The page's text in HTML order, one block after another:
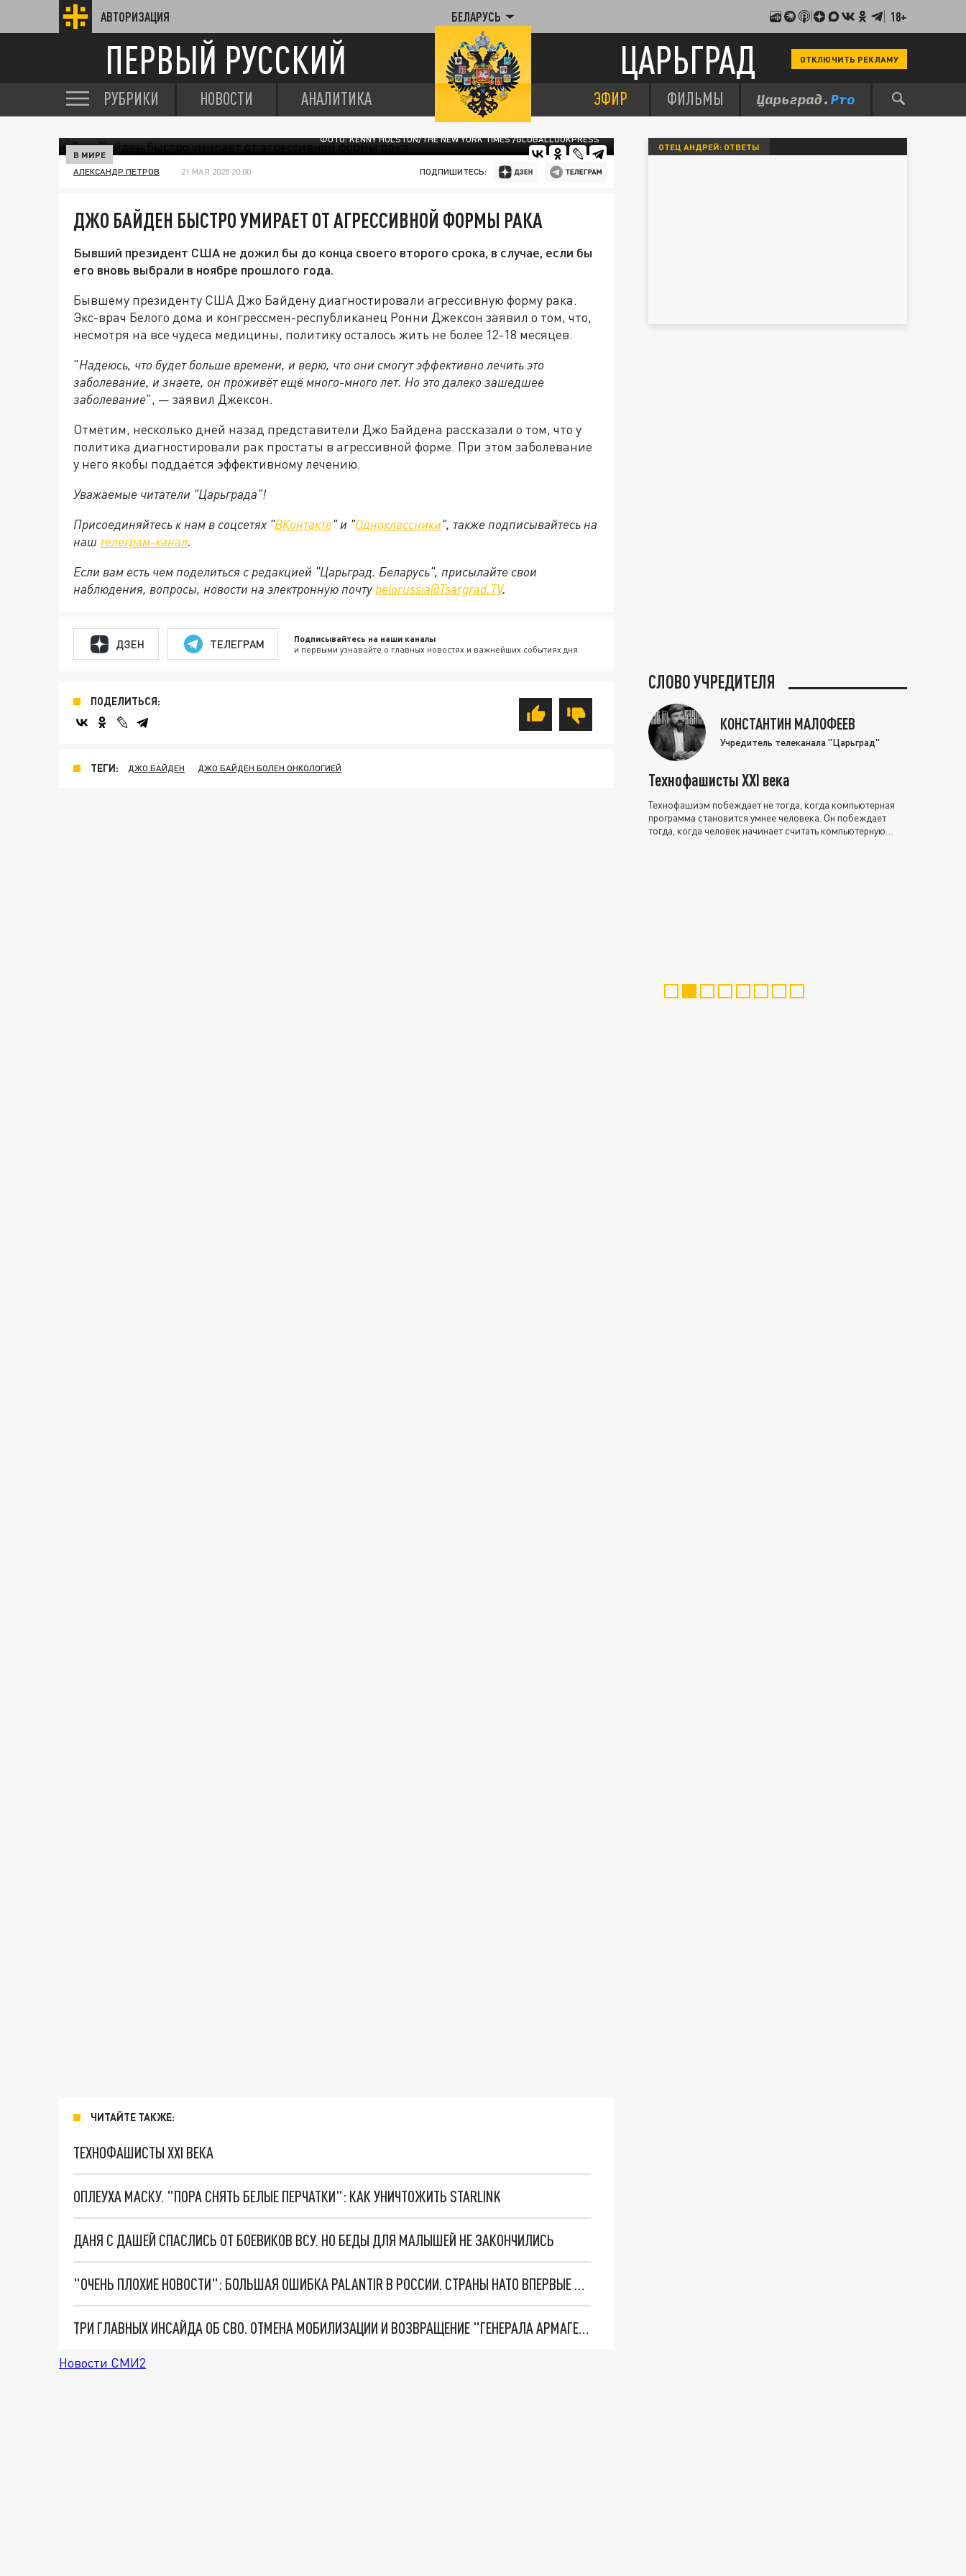
АВТОРИЗАЦИЯ БЕЛАРУСЬ 18+
ПЕРВЫЙ РУССКИЙ ЦАРЬГРАД ОТКЛЮЧИТЬ РЕКЛАМУ
РУБРИКИ НОВОСТИ АНАЛИТИКА ЭФИР ФИЛЬМЫ
ФОТО: KENNY HOLSTON/THE NEW YORK TIMES /GLOBALLOOKPRESS
В МИРЕ
АЛЕКСАНДР ПЕТРОВ 21 МАЯ 2025 20:00 ПОДПИШИТЕСЬ:
ДЖО БАЙДЕН БЫСТРО УМИРАЕТ ОТ АГРЕССИВНОЙ ФОРМЫ РАКА
Бывший президент США не дожил бы до конца своего второго срока, в случае, если бы
его вновь выбрали в ноябре прошлого года.
Бывшему президенту США Джо Байдену диагностировали агрессивную форму рака.
Экс-врач Белого дома и конгрессмен-республиканец Ронни Джексон заявил о том, что,
несмотря на все чудеса медицины, политику осталось жить не более 12-18 месяцев.
"Надеюсь, что будет больше времени, и верю, что они смогут эффективно лечить это
заболевание, и знаете, он проживёт ещё много-много лет. Но это далеко зашедшее
заболевание", — заявил Джексон.
Отметим, несколько дней назад представители Джо Байдена рассказали о том, что у
политика диагностировали рак простаты в агрессивной форме. При этом заболевание
у него якобы поддаётся эффективному лечению.
Уважаемые читатели "Царьграда"!
Присоединяйтесь к нам в соцсетях "ВКонтакте" и "Одноклассники", также подписывайтесь на
наш телеграм-канал.
Если вам есть чем поделиться с редакцией "Царьград. Беларусь", присылайте свои
наблюдения, вопросы, новости на электронную почту belorussia@Tsargrad.TV.
ДЗЕН ТЕЛЕГРАМ Подписывайтесь на наши каналы
и первыми узнавайте о главных новостях и важнейших событиях дня.
ПОДЕЛИТЬСЯ:
ТЕГИ: ДЖО БАЙДЕН ДЖО БАЙДЕН БОЛЕН ОНКОЛОГИЕЙ
ЧИТАЙТЕ ТАКЖЕ:
ТЕХНОФАШИСТЫ XXI ВЕКА
ОПЛЕУХА МАСКУ. "ПОРА СНЯТЬ БЕЛЫЕ ПЕРЧАТКИ": КАК УНИЧТОЖИТЬ STARLINK
ДАНЯ С ДАШЕЙ СПАСЛИСЬ ОТ БОЕВИКОВ ВСУ. НО БЕДЫ ДЛЯ МАЛЫШЕЙ НЕ ЗАКОНЧИЛИСЬ
"ОЧЕНЬ ПЛОХИЕ НОВОСТИ": БОЛЬШАЯ ОШИБКА PALANTIR В РОССИИ. СТРАНЫ НАТО ВПЕРВЫЕ ЗА СВО ОСТАНОВИЛИ ПОСТАВКИ ОРУЖИЯ. ВСУ ТЕРЯЮТ ПРИГРАНИЧЬЕ?
ТРИ ГЛАВНЫХ ИНСАЙДА ОБ СВО. ОТМЕНА МОБИЛИЗАЦИИ И ВОЗВРАЩЕНИЕ "ГЕНЕРАЛА АРМАГЕДДОНА"? ОТЛИЧНЫЕ НОВОСТИ, КОТОРЫЕ ЖДАЛИ ВСЕ
Новости СМИ2
ОТЕЦ АНДРЕЙ: ОТВЕТЫ
СЛОВО УЧРЕДИТЕЛЯ
КОНСТАНТИН МАЛОФЕЕВ
Учредитель телеканала "Царьград"
Технофашисты XXI века
Технофашизм побеждает не тогда, когда компьютерная
программа становится умнее человека. Он побеждает
тогда, когда человек начинает считать компьютерную